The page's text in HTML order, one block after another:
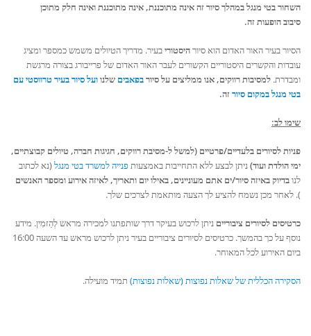
השחור בטי מנגל במהלך סיור זה אינה מתוכננת, אינה מתוכננת ואינה חלק מתוכן
סיבוב הופעות זה.
הסיור בעיר האור האדום הוא סיורהיסטוריבעיר. מדריך הטיולים משמש כמספר ומציג
עובדות והקשרים היסטוריים הקשורים לעבר האור האדום של פרייבורג בצורה מרגשת
ומבדרת. למסיבות רווקים, אנו ממליצים על סיורבפאבים שלנוועל סיור בעיר טרווסטי עם
בטי מנגל במקום סיורזה.
שימו לב:
פניות לסיורים בלעדיים/פרטיים (למשל ל-מסיבת רווקים, חגיגות חברה, טיולים קבוצתיים,
ימי הולדת ועוד)ניתן לבצע ללא התחייבות באמצעות פנייה למשרד בטי מנגל(נא לכתוב
לנובדיוק באיזה סיור/ים אתם מעוניינים, באילו יום ותאריך, לאיזה אירוע ומספר האנשים
). לאחר מכן נשמח להציע לך הצעה מותאמת לצרכים שלך.
כרטיסים לסיורים ציבוריים ניתן לרכוש בעיקר דרך שותפתנו למכירה מראש לְהַזמִין. מידע
נוסף על כך בהמשך. כרטיסים לסיורים ציבוריים בעיר ניתן לרכוש מראש עד השעה 16:00
ביום האירוע לכל המאוחר.
הסקירה הכללית של שאלות נפוצות (שאלות נפוצות) תמיד מועילה.